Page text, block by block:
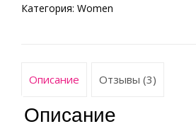
Категория: Women
Описание Отзывы (3)
Описание